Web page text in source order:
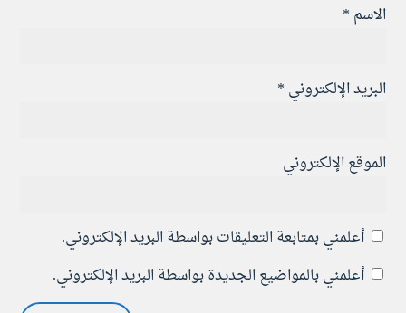
الاسم *
البريد الإلكتروني *
الموقع الإلكتروني
أعلمني بمتابعة التعليقات بواسطة البريد الإلكتروني.
أعلمني بالمواضيع الجديدة بواسطة البريد الإلكتروني.